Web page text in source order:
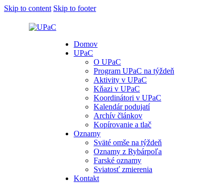
Skip to content Skip to footer
Domov
UPaC
O UPaC
Program UPaC na týždeň
Aktivity v UPaC
Kňazi v UPaC
Koordinátori v UPaC
Kalendár podujatí
Archív článkov
Kopírovanie a tlač
Oznamy
Sväté omše na týždeň
Oznamy z Rybárpoľa
Farské oznamy
Sviatosť zmierenia
Kontakt